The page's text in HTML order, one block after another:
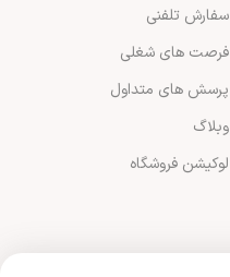
سفارش تلفنی
فرصت های شغلی
پرسش های متداول
وبلاگ
لوکیشن فروشگاه